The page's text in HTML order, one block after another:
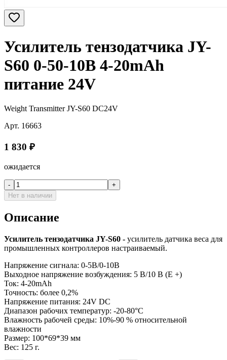
Усилитель тензодатчика JY-
S60 0-50-10В 4-20mAh
питание 24V
Weight Transmitter JY-S60 DC24V
Арт. 16663
1 830 ₽
ожидается
-
+
Нет в наличии
Описание
Усилитель тензодатчика JY-S60 - усилитель датчика веса для
промышленных контроллеров настраиваемый.
Напряжение сигнала: 0-5В/0-10В
Выходное напряжение возбуждения: 5 В/10 В (E +)
Ток: 4-20mAh
Точность: более 0,2%
Напряжение питания: 24V DC
Диапазон рабочих температур: -20-80°C
Влажность рабочей среды: 10%-90 % относительной
влажности
Размер: 100*69*39 мм
Вес: 125 г.